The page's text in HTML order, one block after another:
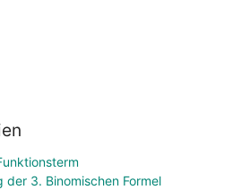
der 3. Binomischen Formel